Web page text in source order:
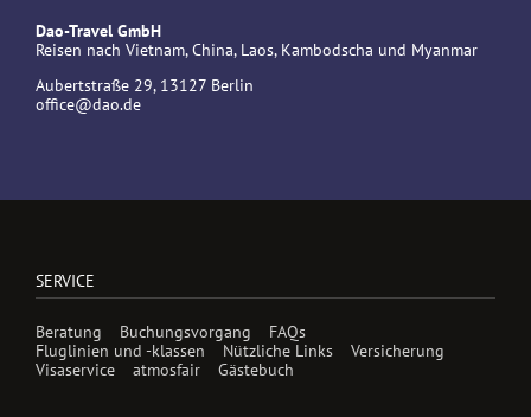
Dao-Travel GmbH
Reisen nach Vietnam, China, Laos, Kambodscha und Myanmar
Aubertstraße 29, 13127 Berlin
office@dao.de
SERVICE
Beratung Buchungsvorgang
FAQs
Fluglinien und -klassen
Nützliche Links
Versicherung
Visaservice
atmosfair Gästebuch